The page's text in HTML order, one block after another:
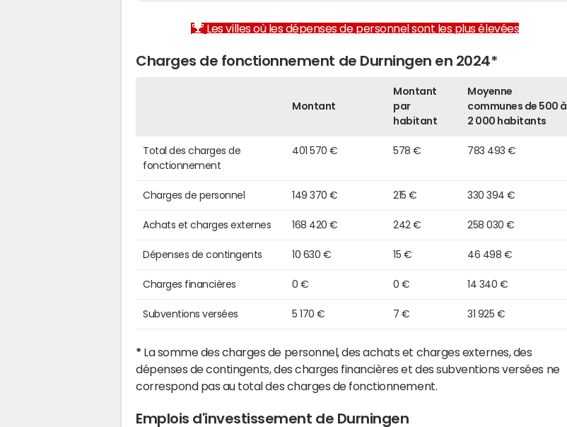
Les villes où les dépenses de personnel sont les plus élevées
Charges de fonctionnement de Durningen en 2024*
Montant
Montant
par
habitant
Moyenne
communes de 500 à
2 000 habitants
Total des charges de
fonctionnement
401 570 € 578 € 783 493 €
Charges de personnel 149 370 € 215 € 330 394 €
Achats et charges externes 168 420 € 242 € 258 030 €
Dépenses de contingents 10 630 € 15 € 46 498 €
Charges financières 0 € 0 € 14 340 €
Subventions versées 5 170 € 7 € 31 925 €
* La somme des charges de personnel, des achats et charges externes, des
dépenses de contingents, des charges financières et des subventions versées ne
correspond pas au total des charges de fonctionnement.
Emplois d'investissement de Durningen